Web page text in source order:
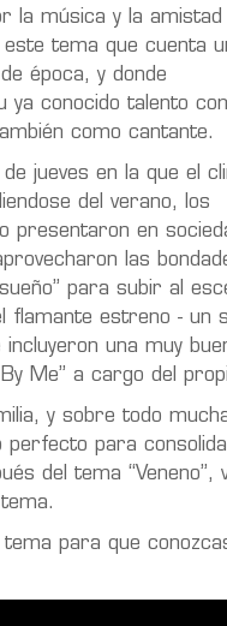
la música y la amistad
tema que cuenta
época, y donde
ya conocido talento
como cantante.
jueves en la que el
del verano, los
presentaron en
las
para subir al
flamante estreno - un
una muy
Me” a cargo del
y sobre todo
perfecto para
del tema “Veneno”,
para que